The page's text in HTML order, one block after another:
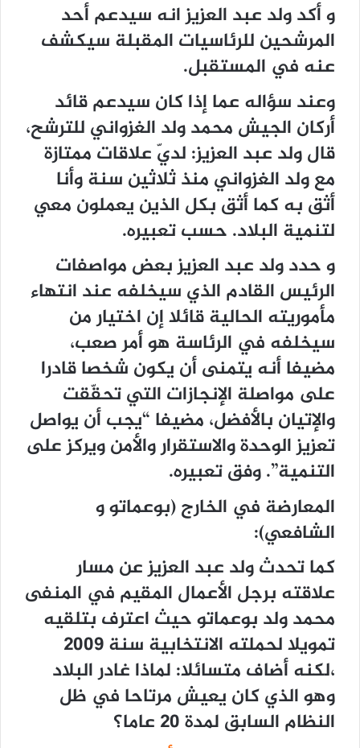
و أكد ولد عبد العزيز انه سيدعم أحد
المرشحين للرئاسيات المقبلة سيكشف
عنه في المستقبل.
وعند سؤاله عما إذا كان سيدعم قائد
أركان الجيش محمد ولد الغزواني للترشح،
قال ولد عبد العزيز: لديّ علاقات ممتازة
مع ولد الغزواني منذ ثلاثين سنة وأنا
أثق به كما أثق بكل الذين يعملون معي
لتنمية البلاد. حسب تعبيره.
و حدد ولد عبد العزيز بعض مواصفات
الرئيس القادم الذي سيخلفه عند انتهاء
مأموريته الحالية قائلا إن اختيار من
سيخلفه في الرئاسة هو أمر صعب،
مضيفا أنه يتمنى أن يكون شخصا قادرا
على مواصلة الإنجازات التي تحقّقت
والإتيان بالأفضل، مضيفا “يجب أن يواصل
تعزيز الوحدة والاستقرار والأمن ويركز على
التنمية”. وفق تعبيره.
المعارضة في الخارج (بوعماتو و
الشافعي):
كما تحدث ولد عبد العزيز عن مسار
علاقته برجل الأعمال المقيم في المنفى
محمد ولد بوعماتو حيث اعترف بتلقيه
تمويلا لحملته الانتخابية سنة 2009
،لكنه أضاف متسائلا: لماذا غادر البلاد
وهو الذي كان يعيش مرتاحا في ظل
النظام السابق لمدة 20 عاما؟